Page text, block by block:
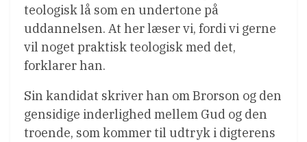
teologisk lå som en undertone på
uddannelsen. At her læser vi, fordi vi gerne
vil noget praktisk teologisk med det,
forklarer han.
Sin kandidat skriver han om Brorson og den
gensidige inderlighed mellem Gud og den
troende, som kommer til udtryk i digterens